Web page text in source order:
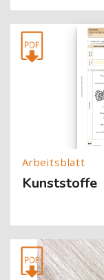
[Cocoon] About
Kunststoffe
[Cocoon] About